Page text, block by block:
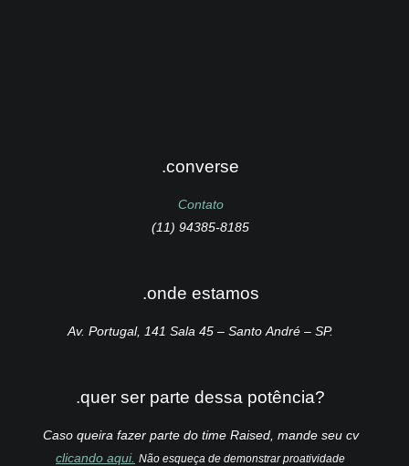
.converse
Contato
(11) 94385-8185
.onde estamos
Av. Portugal, 141 Sala 45 – Santo André – SP.
.quer ser parte dessa potência?
Caso queira fazer parte do time Raised, mande seu cv
clicando aqui. Não esqueça de demonstrar proatividade